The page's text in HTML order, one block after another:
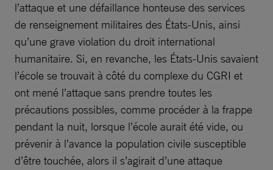
l’attaque et une défaillance honteuse des services
de renseignement militaires des États-Unis, ainsi
qu’une grave violation du droit international
humanitaire. Si, en revanche, les États-Unis savaient
l’école se trouvait à côté du complexe du CGRI et
ont mené l’attaque sans prendre toutes les
précautions possibles, comme procéder à la frappe
pendant la nuit, lorsque l’école aurait été vide, ou
prévenir à l’avance la population civile susceptible
d’être touchée, alors il s’agirait d’une attaque